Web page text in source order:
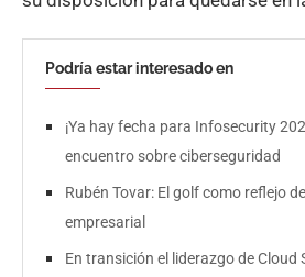
Podría estar interesado en
¡Ya hay fecha para Infosecurity
encuentro sobre ciberseguridad
Rubén Tovar: El golf como reflejo
empresarial
En transición el liderazgo de Cloud